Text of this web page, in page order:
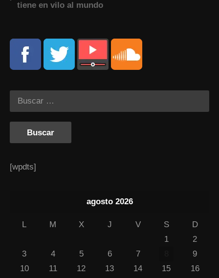
tiene en vilo al mundo
[wpdts]
agosto 2026
L M X J V S
D
1
2
3
4 5 6 7
9
10
11 12 13 14 15
16